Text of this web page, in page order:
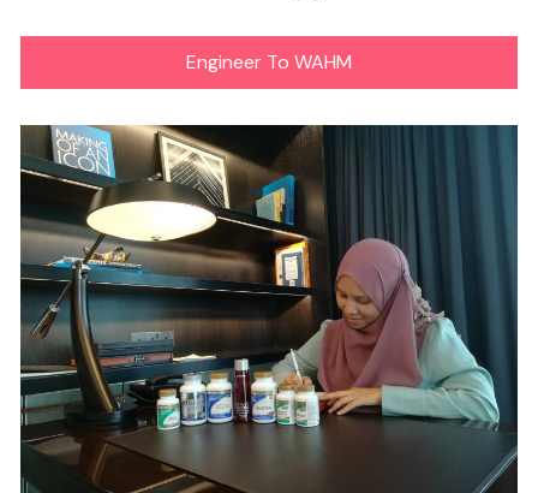
Engineer To WAHM